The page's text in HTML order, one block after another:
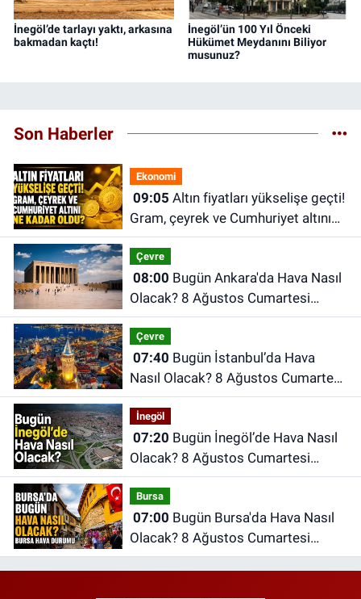
İnegöl’de tarlayı yaktı, arkasına
bakmadan kaçtı!
İnegöl’ün 100 Yıl Önceki
Hükümet Meydanını Biliyor
musunuz?
Son Haberler
Ekonomi
09:05
Gram, çeyrek ve Cumhuriyet altını
ne kadar oldu?
Çevre
08:00
Olacak? 8 Ağustos Cumartesi
Ankara Hava Durumu
Çevre
07:40
Nasıl Olacak? 8 Ağustos Cumartesi
İstanbul Hava Durumu
İnegöl
07:20
Olacak? 8 Ağustos Cumartesi
İnegöl Hava Durumu
Bursa
07:00
Olacak? 8 Ağustos Cumartesi
İnegöl Hava Durumu